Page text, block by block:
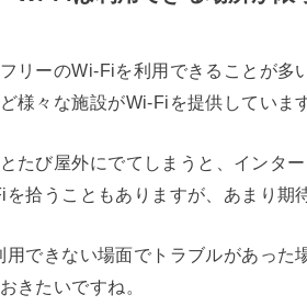
リーのWi-Fiを利用できることが多
様々な施設がWi-Fiを提供していま
たび屋外にでてしまうと、インタ
を拾うこともありますが、あまり期
用できない場面でトラブルがあった
きたいですね。